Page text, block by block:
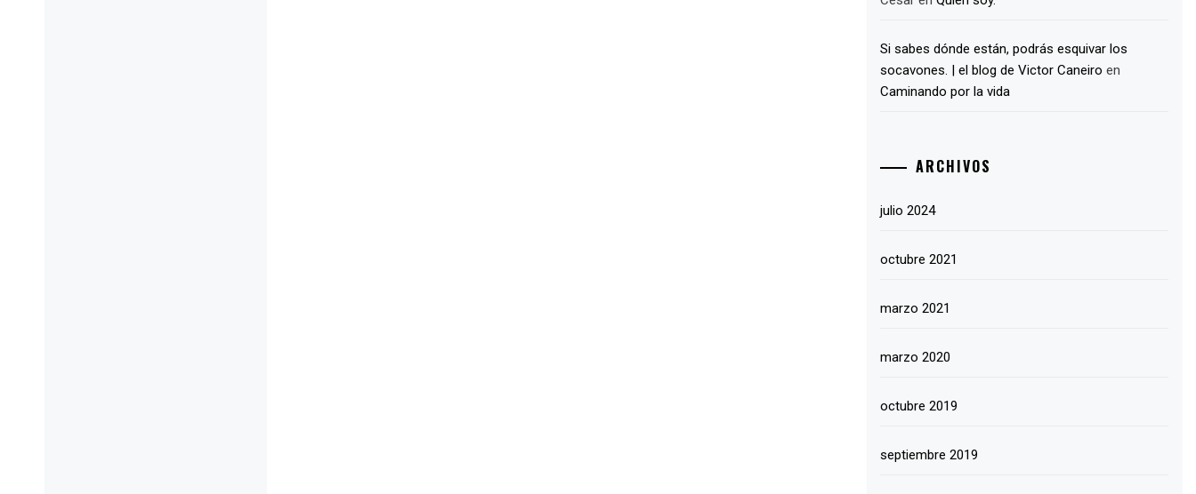
Si sabes dónde están, podrás esquivar los
socavones. | el blog de Victor Caneiro en
Caminando por la vida
ARCHIVOS
julio 2024
octubre 2021
marzo 2021
marzo 2020
octubre 2019
septiembre 2019